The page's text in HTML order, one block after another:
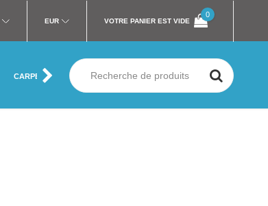
EUR VOTRE PANIER EST VIDE
0
CARPE MER SILURE MOUCHE